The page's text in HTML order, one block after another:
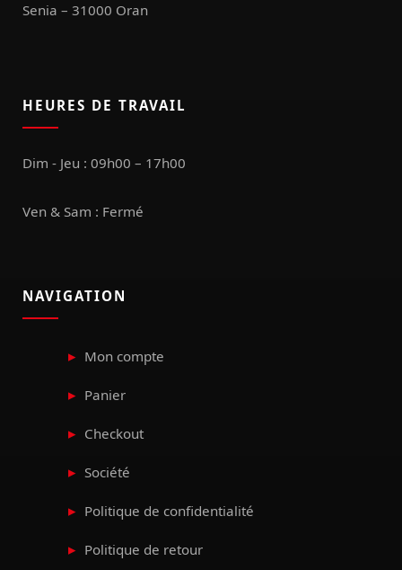
Senia – 31000 Oran
HEURES DE TRAVAIL
Dim - Jeu : 09h00 – 17h00
Ven & Sam : Fermé
NAVIGATION
Mon compte
Panier
Checkout
Société
Politique de confidentialité
Politique de retour